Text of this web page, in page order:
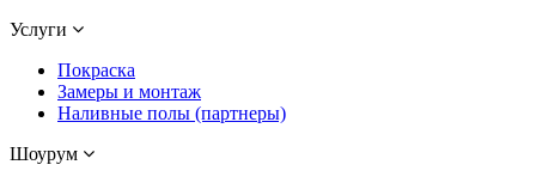
Услуги
Покраска
Замеры и монтаж
Наливные полы (партнеры)
Шоурум